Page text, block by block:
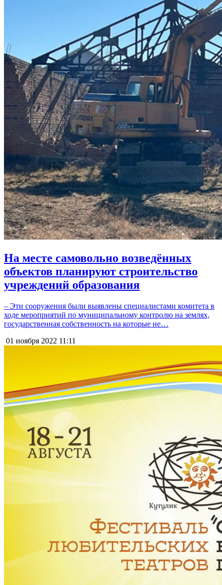
На месте самовольно возведённых
объектов планируют строительство
учреждений образования
– Эти сооружения были выявлены специалистами комитета в
ходе мероприятий по муниципальному контролю на землях,
государственная собственность на которые не…
01 ноября 2022 11:11